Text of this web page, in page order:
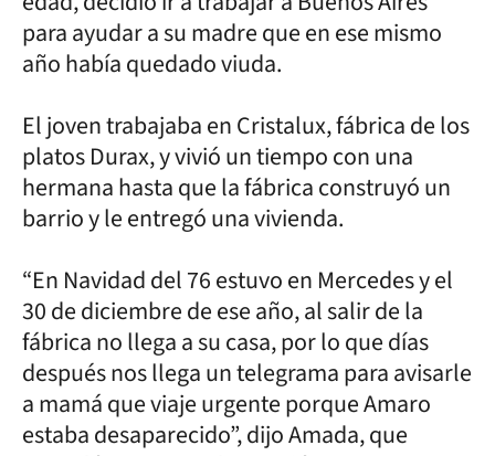
para ayudar a su madre que en ese mismo
año había quedado viuda.
El joven trabajaba en Cristalux, fábrica de los
platos Durax, y vivió un tiempo con una
hermana hasta que la fábrica construyó un
barrio y le entregó una vivienda.
“En Navidad del 76 estuvo en Mercedes y el
30 de diciembre de ese año, al salir de la
fábrica no llega a su casa, por lo que días
después nos llega un telegrama para avisarle
a mamá que viaje urgente porque Amaro
estaba desaparecido”, dijo Amada, que